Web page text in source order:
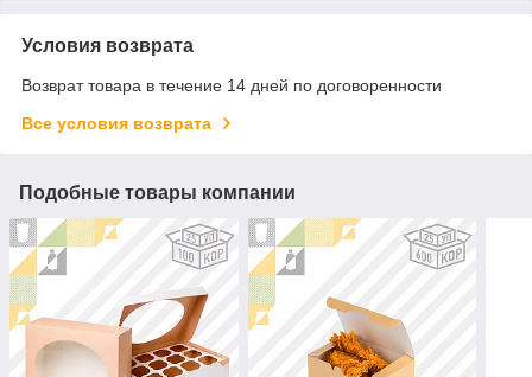
Условия возврата
Возврат товара в течение 14 дней по договоренности
Все условия возврата
Подобные товары компании